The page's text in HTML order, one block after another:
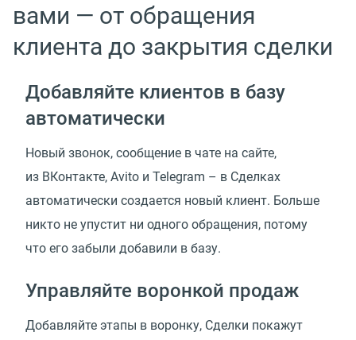
вами — от обращения
клиента до закрытия сделки
Добавляйте клиентов в базу
автоматически
Новый звонок, сообщение в чате на сайте,
из ВКонтакте, Avito и Telegram – в Сделках
автоматически создается новый клиент. Больше
никто не упустит ни одного обращения, потому
что его забыли добавили в базу.
Управляйте воронкой продаж
Добавляйте этапы в воронку, Сделки покажут